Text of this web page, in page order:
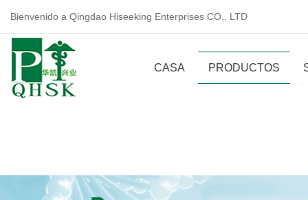
Bienvenido a Qingdao Hiseeking Enterprises CO., LTD
CASA PRODUCTOS